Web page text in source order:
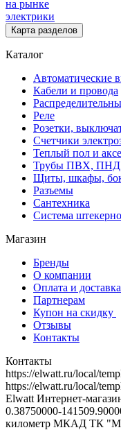
на рынке
электрики
Карта разделов
Каталог
Автоматические
Кабели и провода
Реле
Розетки,
Счетчики
Теплый пол и
Трубы ПВХ, ПНД
Щиты, шкафы,
Разъемы
Сантехника
Система
Магазин
Бренды
О компании
Оплата и доставка
Партнерам
Купон на скидку
Отзывы
Контакты
Контакты
https://elwatt.ru/local/
https://elwatt.ru/local/
Elwatt Интернет-
0.38750000-
километр МКАД ТК